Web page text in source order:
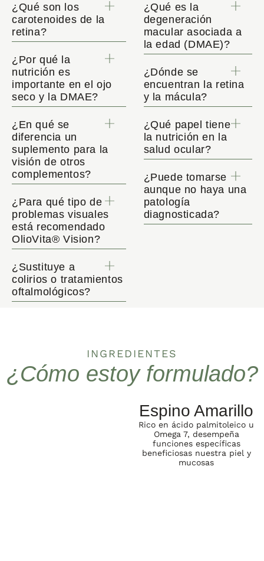
¿Qué son los
carotenoides de la
retina?
¿Por qué la
nutrición es
importante en el ojo
seco y la DMAE?
¿En qué se
diferencia un
suplemento para la
visión de otros
complementos?
¿Para qué tipo de
problemas visuales
está recomendado
OlioVita® Vision?
¿Sustituye a
colirios o tratamientos
oftalmológicos?
¿Qué es la
degeneración
macular asociada a
la edad (DMAE)?
¿Dónde se
encuentran la retina
y la mácula?
¿Qué papel tiene
la nutrición en la
salud ocular?
¿Puede tomarse
aunque no haya una
patología
diagnosticada?
INGREDIENTES
¿Cómo estoy formulado?
Espino Amarillo
Rico en ácido palmitoleico u
Omega 7, desempeña
funciones específicas
beneficiosas nuestra piel y
mucosas